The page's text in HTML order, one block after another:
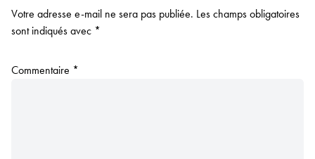
Votre adresse e-mail ne sera pas publiée. Les champs obligatoires
sont indiqués avec *
Commentaire *